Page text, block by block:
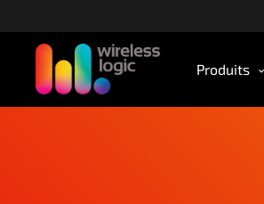
c
Produits